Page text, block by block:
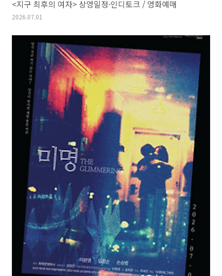
<지구 최후의 여자> 상영일정·인디토크 / 영화예매
2026.07.01